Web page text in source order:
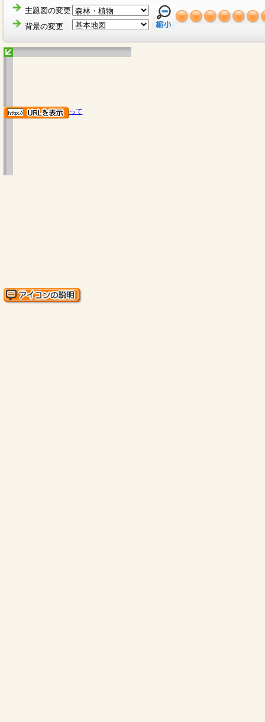
主題図の変更
背景の変更
地図のご利用にあたって